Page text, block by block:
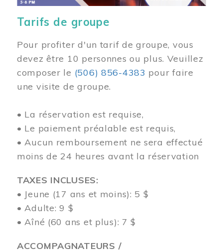
Tarifs de groupe
Pour profiter d'un tarif de groupe, vous
devez être 10 personnes ou plus. Veuillez
composer le (506) 856-4383 pour faire
une visite de groupe.
• La réservation est requise,
• Le paiement préalable est requis,
• Aucun remboursement ne sera effectué
moins de 24 heures avant la réservation
TAXES INCLUSES:
• Jeune (17 ans et moins): 5 $
• Adulte: 9 $
• Aîné (60 ans et plus): 7 $
ACCOMPAGNATEURS /